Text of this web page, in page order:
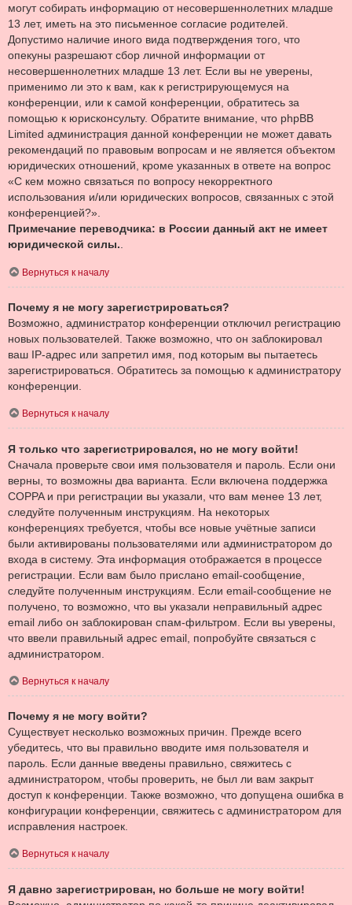
могут собирать информацию от несовершеннолетних младше
13 лет, иметь на это письменное согласие родителей.
Допустимо наличие иного вида подтверждения того, что
опекуны разрешают сбор личной информации от
несовершеннолетних младше 13 лет. Если вы не уверены,
применимо ли это к вам, как к регистрирующемуся на
конференции, или к самой конференции, обратитесь за
помощью к юрисконсульту. Обратите внимание, что phpBB
Limited администрация данной конференции не может давать
рекомендаций по правовым вопросам и не является объектом
юридических отношений, кроме указанных в ответе на вопрос
«С кем можно связаться по вопросу некорректного
использования и/или юридических вопросов, связанных с этой
конференцией?».
Примечание переводчика: в России данный акт не имеет
юридической силы..
Вернуться к началу
Почему я не могу зарегистрироваться?
Возможно, администратор конференции отключил регистрацию
новых пользователей. Также возможно, что он заблокировал
ваш IP-адрес или запретил имя, под которым вы пытаетесь
зарегистрироваться. Обратитесь за помощью к администратору
конференции.
Вернуться к началу
Я только что зарегистрировался, но не могу войти!
Сначала проверьте свои имя пользователя и пароль. Если они
верны, то возможны два варианта. Если включена поддержка
COPPA и при регистрации вы указали, что вам менее 13 лет,
следуйте полученным инструкциям. На некоторых
конференциях требуется, чтобы все новые учётные записи
были активированы пользователями или администратором до
входа в систему. Эта информация отображается в процессе
регистрации. Если вам было прислано email-сообщение,
следуйте полученным инструкциям. Если email-сообщение не
получено, то возможно, что вы указали неправильный адрес
email либо он заблокирован спам-фильтром. Если вы уверены,
что ввели правильный адрес email, попробуйте связаться с
администратором.
Вернуться к началу
Почему я не могу войти?
Существует несколько возможных причин. Прежде всего
убедитесь, что вы правильно вводите имя пользователя и
пароль. Если данные введены правильно, свяжитесь с
администратором, чтобы проверить, не был ли вам закрыт
доступ к конференции. Также возможно, что допущена ошибка в
конфигурации конференции, свяжитесь с администратором для
исправления настроек.
Вернуться к началу
Я давно зарегистрирован, но больше не могу войти!